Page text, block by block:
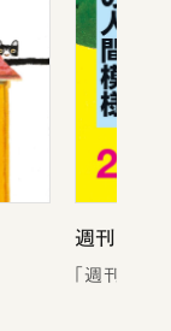
週刊新潮
「週刊新潮